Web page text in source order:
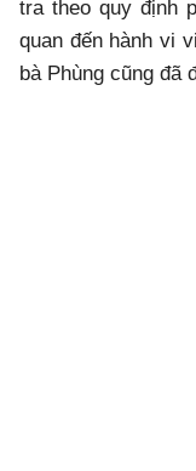
tra theo quy định
quan đến hành vi
bà Phùng cũng đã